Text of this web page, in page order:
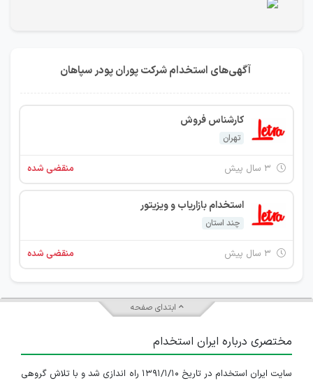
آگهی‌های استخدام شرکت پوران پودر سپاهان
کارشناس فروش
تهران
منقضی شده
استخدام بازاریاب و ویزیتور
چند استان
منقضی شده
ابتدای صفحه
مختصری درباره ایران استخدام
سایت ایران استخدام در تاریخ ۱۳۹۱/۱/۱۰ راه اندازی شد و با تلاش گروهی